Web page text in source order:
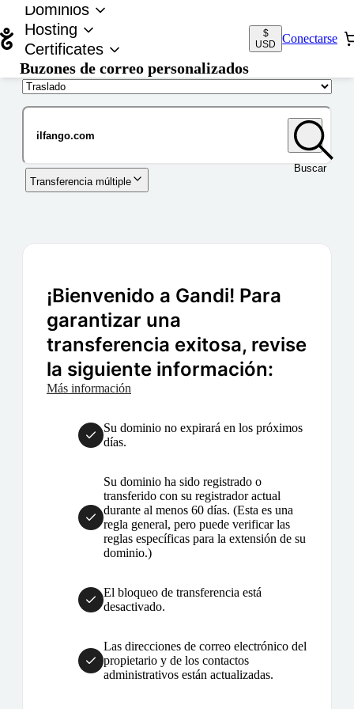
Dominios
Hosting
Certificates
Buzones de correo personalizados
$
USD
Conectarse
Buscar
Transferencia múltiple
¡Bienvenido a Gandi! Para
garantizar una
transferencia exitosa, revise
la siguiente información:
Más información
Su dominio no expirará en los próximos
días.
Su dominio ha sido registrado o
transferido con su registrador actual
durante al menos 60 días. (Esta es una
regla general, pero puede verificar las
reglas específicas para la extensión de su
dominio.)
El bloqueo de transferencia está
desactivado.
Las direcciones de correo electrónico del
propietario y de los contactos
administrativos están actualizadas.